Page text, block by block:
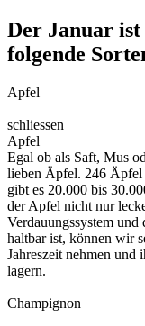
Der Januar
folgende
Apfel
schliessen
Apfel
Egal ob als Saft, Mus
lieben Äpfel. 246 Äpfel
gibt es 20.000 bis
der Apfel nicht nur
Verdauungssystem
haltbar ist, können wir
Jahreszeit nehmen und
lagern.
Champignon